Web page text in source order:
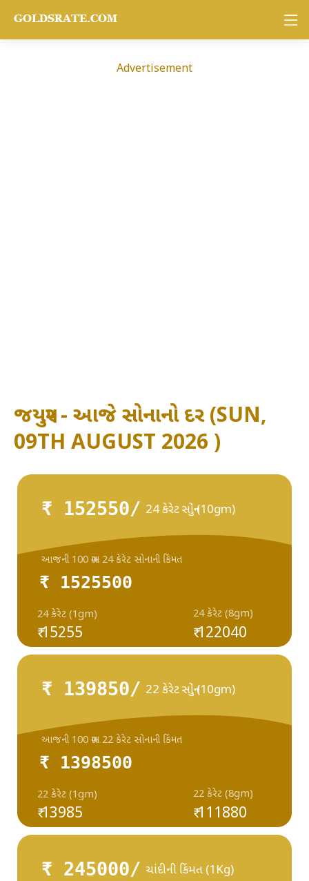
Advertisement
જયપુર - આજે સોનાનો દર (SUN,
09TH AUGUST 2026 )
₹ 152550/ 24 કેરેટ સોનું (10gm)
₹ 1525500
₹ 15255
24 કેરેટ (1gm) 24 કેરેટ (8gm)
આજની 100 ગ્રામ 24 કેરેટ સોનાની કિંમત
₹ 122040
₹ 139850/ 22 કેરેટ સોનું (10gm)
₹ 1398500
₹ 13985
22 કેરેટ (1gm) 22 કેરેટ (8gm)
આજની 100 ગ્રામ 22 કેરેટ સોનાની કિંમત
₹ 111880
₹ 245000/ ચાંદીની કિંમત (1Kg)